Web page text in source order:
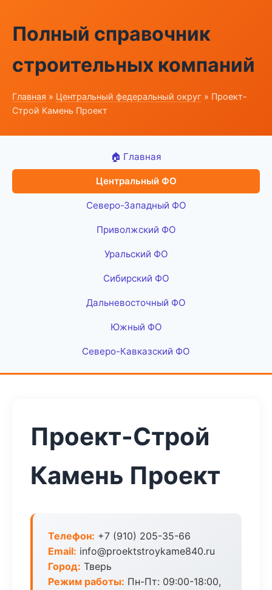
Полный справочник
строительных компаний
Главная » Центральный федеральный округ » Проект-
Строй Камень Проект
🏠 Главная
Центральный ФО
Северо-Западный ФО
Приволжский ФО
Уральский ФО
Сибирский ФО
Дальневосточный ФО
Южный ФО
Северо-Кавказский ФО
Проект-Строй
Камень Проект
Телефон: +7 (910) 205-35-66
Email: info@proektstroykame840.ru
Город: Тверь
Режим работы: Пн-Пт: 09:00-18:00,